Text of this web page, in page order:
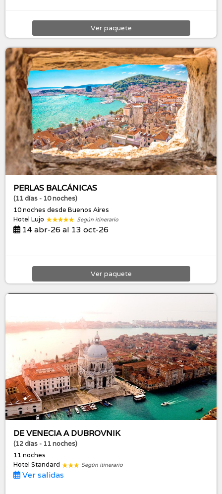
Ver paquete
PERLAS BALCÁNICAS
(11 días - 10 noches)
10 nochesdesde Buenos Aires
Hotel Lujo
Según itinerario
14 abr-26 al 13 oct-26
Ver paquete
DE VENECIA A DUBROVNIK
(12 días - 11 noches)
11 noches
Hotel Standard
Según itinerario
Ver salidas